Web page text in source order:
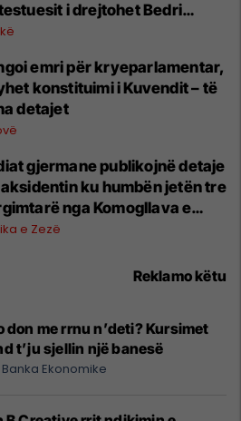
i drejtohet Bedri
emri për kryeparlamentar,
konstituimi i Kuvendit – të
detajet
gjermane publikojnë detaje
ku humbën jetën tre
nga Komogllava e
e Zezë
Reklamo këtu
don me rrnu n’deti? Kursimet
t’ju sjellin një banesë
Banka Ekonomike